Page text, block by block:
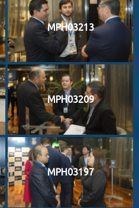
MPH03213
MPH03209
MPH03197